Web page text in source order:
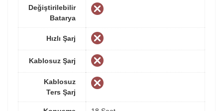
Değiştirilebilir
Batarya
Hızlı Şarj
Kablosuz Şarj
Kablosuz
Ters Şarj